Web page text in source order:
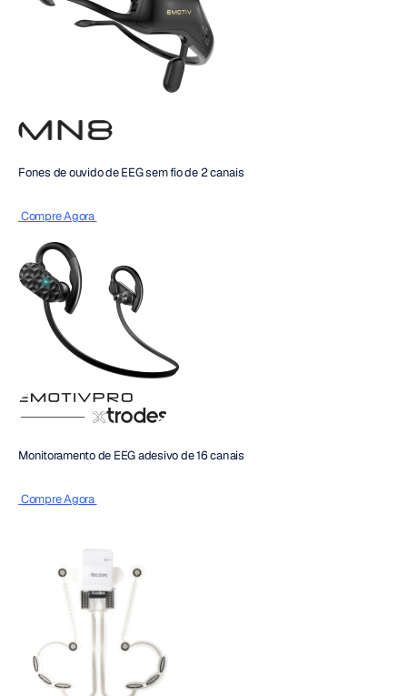
Fones de ouvido de EEG sem fio de 2 canais
Compre Agora
Monitoramento de EEG adesivo de 16 canais
Compre Agora